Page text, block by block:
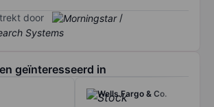
door /
geïnteresseerd in
Wells Fargo & Co.